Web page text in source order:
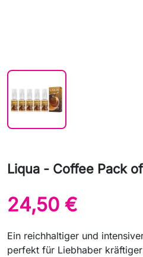
Liqua - Coffee Pack
24,50 €
Ein reichhaltiger und
perfekt für Liebhaber